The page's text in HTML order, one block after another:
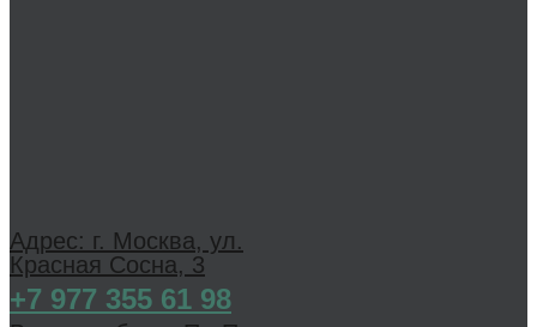
Адрес: г. Москва, ул.
Красная Сосна, 3
+7 977 355 61 98